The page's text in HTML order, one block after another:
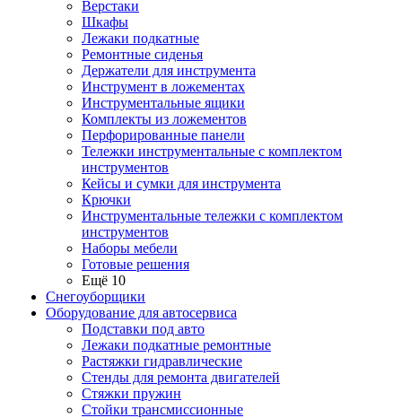
Верстаки
Шкафы
Лежаки подкатные
Ремонтные сиденья
Держатели для инструмента
Инструмент в ложементах
Инструментальные ящики
Комплекты из ложементов
Перфорированные панели
Тележки инструментальные с комплектом
инструментов
Кейсы и сумки для инструмента
Крючки
Инструментальные тележки с комплектом
инструментов
Наборы мебели
Готовые решения
Ещё 10
Снегоуборщики
Оборудование для автосервиса
Подставки под авто
Лежаки подкатные ремонтные
Растяжки гидравлические
Стенды для ремонта двигателей
Стяжки пружин
Стойки трансмиссионные